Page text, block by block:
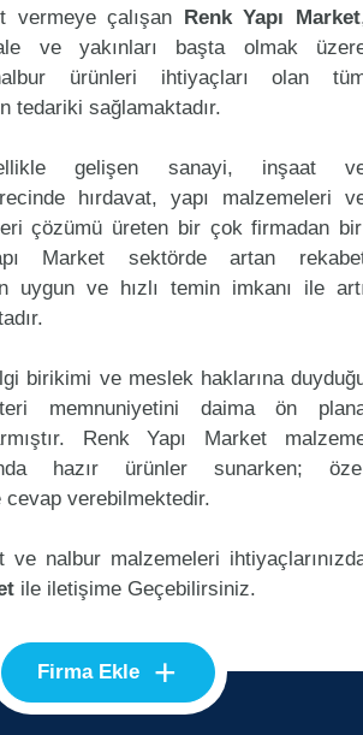
vermeye çalışan Renk Yapı Market
ve yakınları başta olmak
ürünleri ihtiyaçları olan
tedariki sağlamaktadır.
gelişen sanayi, inşaat
hırdavat, yapı malzemeleri
çözümü üreten bir çok firmadan
Market sektörde artan
uygun ve hızlı temin imkanı ile
birikimi ve meslek haklarına
memnuniyetini daima ön
Renk Yapı Market
hazır ürünler sunarken;
verebilmektedir.
ve nalbur malzemeleri
ile iletişime Geçebilirsiniz.
Firma Ekle +